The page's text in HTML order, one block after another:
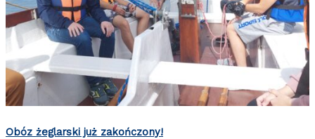
Obóz żeglarski już zakończony!